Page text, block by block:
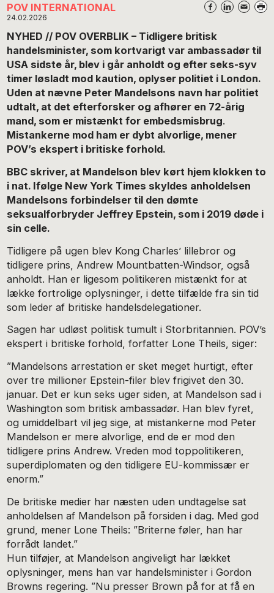
POV INTERNATIONAL
24.02.2026
NYHED // POV OVERBLIK – Tidligere britisk
handelsminister, som kortvarigt var ambassadør til
USA sidste år, blev i går anholdt og efter seks-syv
timer løsladt mod kaution, oplyser politiet i London.
Uden at nævne Peter Mandelsons navn har politiet
udtalt, at det efterforsker og afhører en 72-årig
mand, som er mistænkt for embedsmisbrug.
Mistankerne mod ham er dybt alvorlige, mener
POV’s ekspert i britiske forhold.
BBC skriver, at Mandelson blev kørt hjem klokken to
i nat. Ifølge New York Times skyldes anholdelsen
Mandelsons forbindelser til den dømte
seksualforbryder Jeffrey Epstein, som i 2019 døde i
sin celle.
Tidligere på ugen blev Kong Charles’ lillebror og
tidligere prins, Andrew Mountbatten-Windsor, også
anholdt. Han er ligesom politikeren mistænkt for at
lække fortrolige oplysninger, i dette tilfælde fra sin tid
som leder af britiske handelsdelegationer.
Sagen har udløst politisk tumult i Storbritannien. POV’s
ekspert i britiske forhold, forfatter Lone Theils, siger:
”Mandelsons arrestation er sket meget hurtigt, efter
over tre millioner Epstein-filer blev frigivet den 30.
januar. Det er kun seks uger siden, at Mandelson sad i
Washington som britisk ambassadør. Han blev fyret,
og umiddelbart vil jeg sige, at mistankerne mod Peter
Mandelson er mere alvorlige, end de er mod den
tidligere prins Andrew. Vreden mod toppolitikeren,
superdiplomaten og den tidligere EU-kommissær er
enorm.”
De britiske medier har næsten uden undtagelse sat
anholdelsen af Mandelson på forsiden i dag. Med god
grund, mener Lone Theils: ”Briterne føler, han har
forrådt landet.”
Hun tilføjer, at Mandelson angiveligt har lækket
oplysninger, mens han var handelsminister i Gordon
Browns regering. ”Nu presser Brown på for at få en